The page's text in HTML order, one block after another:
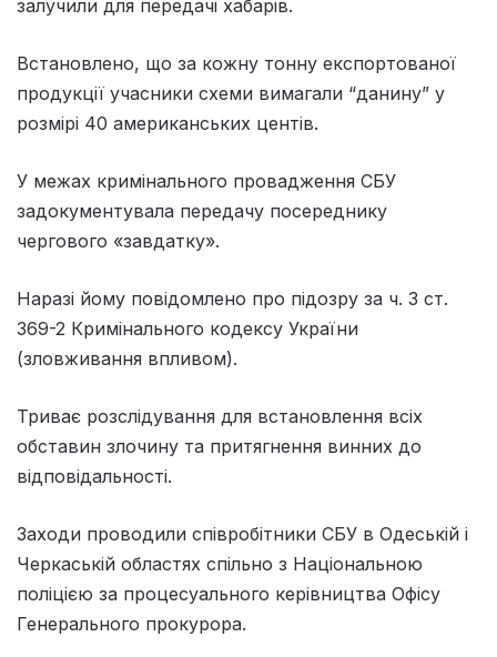
залучили для передачі хабарів.
Встановлено, що за кожну тонну експортованої
продукції учасники схеми вимагали “данину” у
розмірі 40 американських центів.
У межах кримінального провадження СБУ
задокументувала передачу посереднику
чергового «завдатку».
Наразі йому повідомлено про підозру за ч. 3 ст.
369-2 Кримінального кодексу України
(зловживання впливом).
Триває розслідування для встановлення всіх
обставин злочину та притягнення винних до
відповідальності.
Заходи проводили співробітники СБУ в Одеській і
Черкаській областях спільно з Національною
поліцією за процесуального керівництва Офісу
Генерального прокурора.